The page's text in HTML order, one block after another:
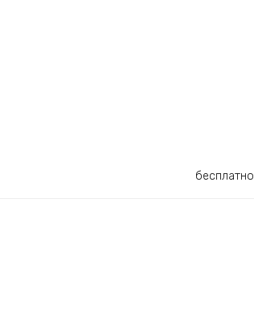
бесплатно